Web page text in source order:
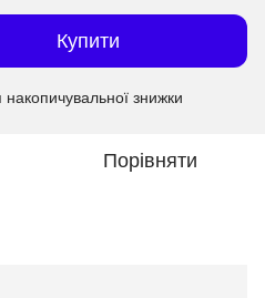
Купити
знижки
Порівняти